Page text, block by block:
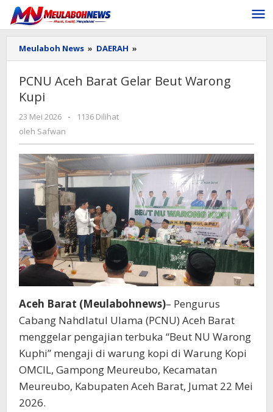
Lewati
konten
Meulaboh News » DAERAH »
Aceh
Gelar
PCNU Aceh Barat Gelar Beut Warong
Kupi
23 Mei 2026
oleh
-
1136 Dilihat
oleh Safwan
Aceh Barat (Meulabohnews)– Pengurus
Cabang Nahdlatul Ulama (PCNU) Aceh Barat
menggelar pengajian terbuka “Beut NU Warong
Kuphi” mengaji di warung kopi di Warung Kopi
OMCIL, Gampong Meureubo, Kecamatan
Meureubo, Kabupaten Aceh Barat, Jumat 22 Mei
2026.